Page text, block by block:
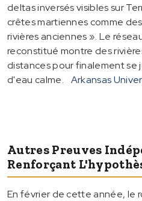
deltas inversés visibles sur
crêtes martiennes comme
rivières anciennes ». Le
reconstitué montre des
distances pour finalement se
d'eau calme.
Arkansas
Autres Preuves
Renforçant
En février de cette année, le